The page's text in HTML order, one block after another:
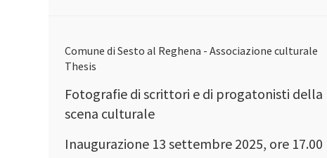
Comune di Sesto al Reghena - Associazione culturale
Thesis
Fotografie di scrittori e di progatonisti della
scena culturale
Inaugurazione 13 settembre 2025, ore 17.00